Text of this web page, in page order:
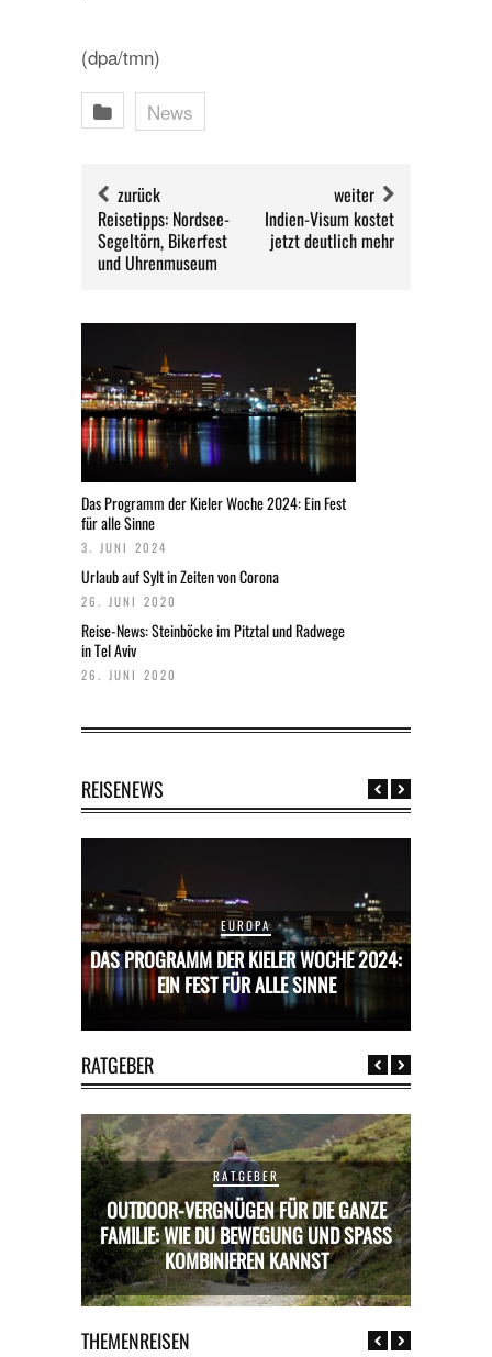
(dpa/tmn)
News
zurück
Reisetipps: Nordsee-
Segeltörn, Bikerfest
und Uhrenmuseum
weiter
Indien-Visum kostet
jetzt deutlich mehr
Das Programm der Kieler Woche 2024: Ein Fest
für alle Sinne
3. JUNI 2024
Urlaub auf Sylt in Zeiten von Corona
26. JUNI 2020
Reise-News: Steinböcke im Pitztal und Radwege
in Tel Aviv
26. JUNI 2020
REISENEWS
EUROPA
DAS PROGRAMM DER KIELER WOCHE 2024:
EIN FEST FÜR ALLE SINNE
RATGEBER
RATGEBER
OUTDOOR-VERGNÜGEN FÜR DIE GANZE
FAMILIE: WIE DU BEWEGUNG UND SPASS K
OMBINIEREN KANNST
THEMENREISEN